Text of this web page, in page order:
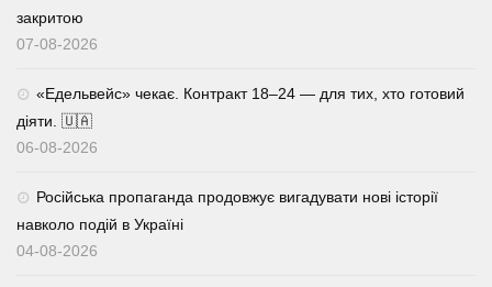
закритою
07-08-2026
«Едельвейс» чекає. Контракт 18–24 — для тих, хто готовий
діяти. 🇺🇦
06-08-2026
Російська пропаганда продовжує вигадувати нові історії
навколо подій в Україні
04-08-2026